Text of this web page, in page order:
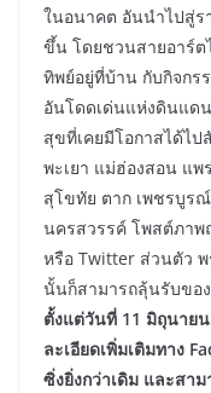
ในอนาคต อันนำไปสู่ร
ขึ้น โดยชวนสายอาร์ต
ทิพย์อยู่ที่บ้าน กับกิจกร
อันโดดเด่นแห่งดินแด
สุขที่เคยมีโอกาสได้ไป
พะเยา แม่ฮ่องสอน แ
สุโขทัย ตาก เพชรบูร
นครสวรรค์ โพสต์ภาพ
หรือ Twitter ส่วนตัว
นั้นก็สามารถลุ้นรับขอ
ตั้งแต่วันที่ 11 มิถุนาย
ละเอียดเพิ่มเติมทาง
ซิ่งยิ่งกว่าเดิม และสาม